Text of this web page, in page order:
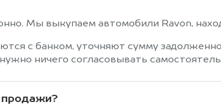
Мы выкупаем автомобили Ravon,
с банком, уточняют сумму
ничего согласовывать